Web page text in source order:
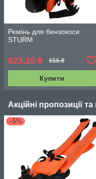
Ремінь для бензокоси
STURM
623,20 ₴ 656 ₴
Купити
Акційні пропозиції
–5%